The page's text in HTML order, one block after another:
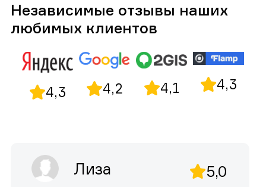
Независимые отзывы наших
любимых клиентов
4,3 4,2 4,1 4,3
Лиза 5,0